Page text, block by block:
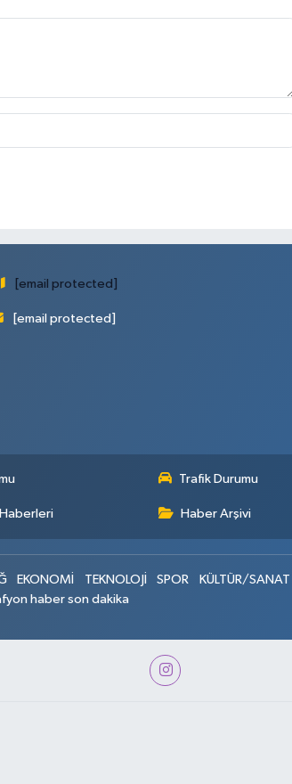
[email protected]
[email protected]
Trafik Durumu
Haber Arşivi
EKONOMİ TEKNOLOJİ SPOR
KÜLTÜR/SANAT
haber son dakika